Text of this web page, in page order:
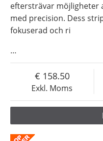
eftersträvar
med precision. Dess
fokuserad och ri
…
Exkl. Moms
158.50